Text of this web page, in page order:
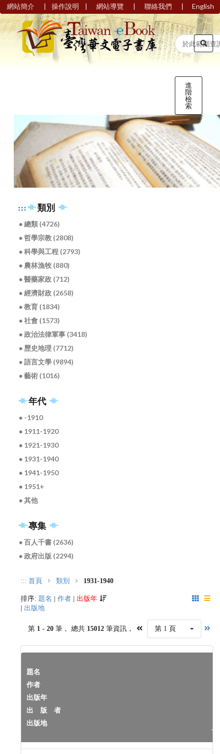
網站簡介 | 操作說明 | 網站導覽 | 聯絡我們 | English
進
階
檢
索
::: 類別
● 總類 (4726)
● 哲學宗教 (2808)
● 科學與工程 (2793)
● 農林漁牧 (880)
● 醫藥家政 (712)
● 經濟財政 (2658)
● 教育 (1834)
● 社會 (1573)
● 政治法律軍事 (3418)
● 歷史地理 (7712)
● 語言文學 (9894)
● 藝術 (1016)
年代
● -1910
● 1911-1920
● 1921-1930
● 1931-1940
● 1941-1950
● 1951+
● 其他
專集
● 百人千書 (2636)
● 政府出版 (2294)
::: 首頁 類別 1931-1940
排序: 題名 作者
出版年
出版地
第 1 - 20 筆， 總共 15012筆資訊， 第 1 頁
題名
作者
出版年
出 版 者
出版地